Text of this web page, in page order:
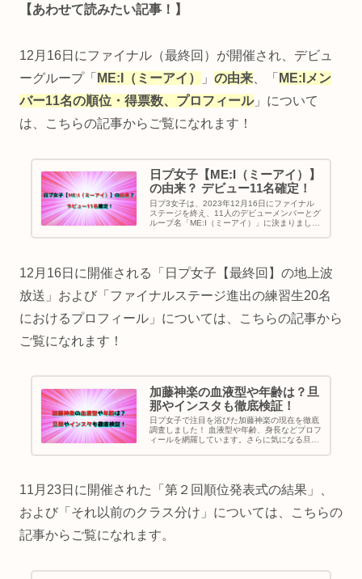
【あわせて読みたい記事！】
12月16日にファイナル（最終回）が開催され、デビュ
ーグループ「 ME:I（ミーアイ） 」 の由来 、「 ME:I メン
バー11名の順位・得票数、プロフィール」について
は、こちらの記事からご覧になれます！
日プ女子【ME:I（ミーアイ）】
の由来？ デビュー11名確定！
日プ3女子は、2023年12月16日にファイナル
ステージを終え、11人のデビューメンバーとグ
ループ名「ME:I（ミーアイ）」に決まりまし
12月16日に開催される「日プ女子【最終回】の地上波
放送」および「ファイナルステージ進出の練習生20名
におけるプロフィール」については、こちらの記事から
ご覧になれます！
加藤神楽の血液型や年齢は？旦
那やインスタも徹底検証！
日プ女子で注目を浴びた加藤神楽の現在を徹底
調査しました！ 血液型や年齢、身長などプロフ
ィールを網羅しています。さらに気になる旦那
ンスタの最新状況、一児の母として歩む現在の
11月23日に開催された「第２回順位発表式の結果」、
および「それ以前のクラス分け」については、こちらの
記事からご覧になれます。